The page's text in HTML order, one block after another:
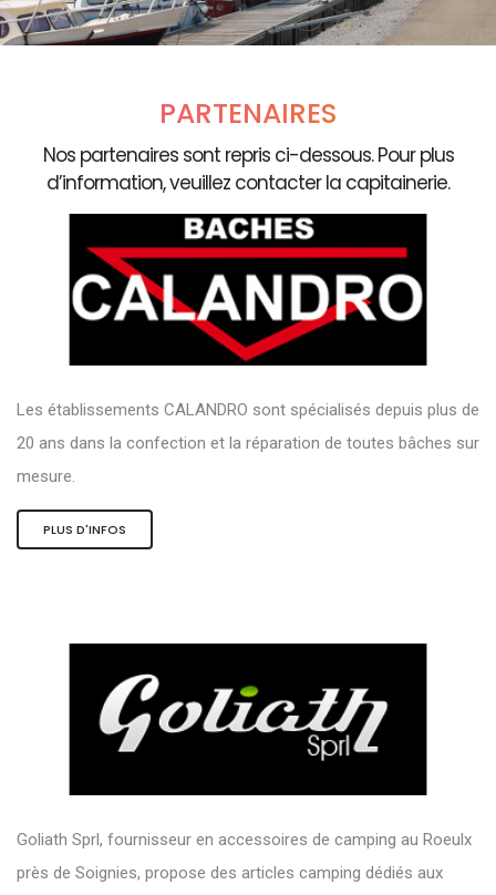
PARTENAIRES
Nos partenaires sont repris ci-dessous. Pour plus
d’information, veuillez contacter la capitainerie.
Les établissements CALANDRO sont spécialisés depuis plus de
20 ans dans la confection et la réparation de toutes bâches sur
mesure.
PLUS D'INFOS
Goliath Sprl, fournisseur en accessoires de camping au Roeulx
près de Soignies, propose des articles camping dédiés aux